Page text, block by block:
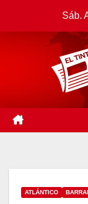
Sáb.
ATLÁNTICO